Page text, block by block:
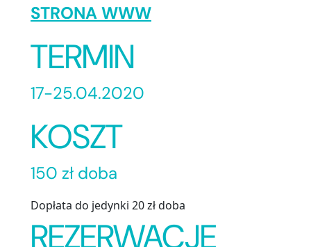
STRONA WWW
TERMIN
17-25.04.2020
KOSZT
150 zł doba
Dopłata do jedynki 20 zł doba
REZERWACJE